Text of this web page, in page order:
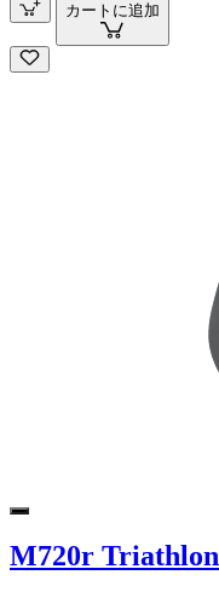
カートに追加
M720r Triathlon